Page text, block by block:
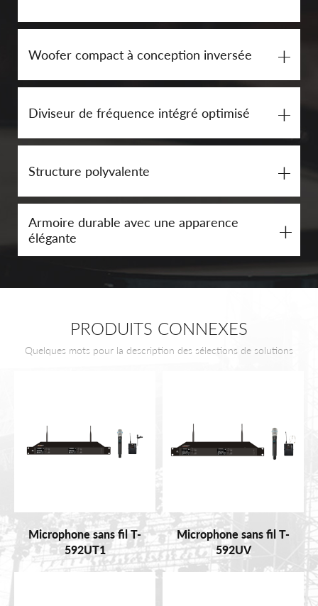
Woofer compact à conception inversée +
Diviseur de fréquence intégré optimisé +
Structure polyvalente +
Armoire durable avec une apparence
élégante
+
PRODUITS CONNEXES
Quelques mots pour la description des sélections de solutions
Microphone sans fil T-
592UT1
Microphone sans fil T-
592UV